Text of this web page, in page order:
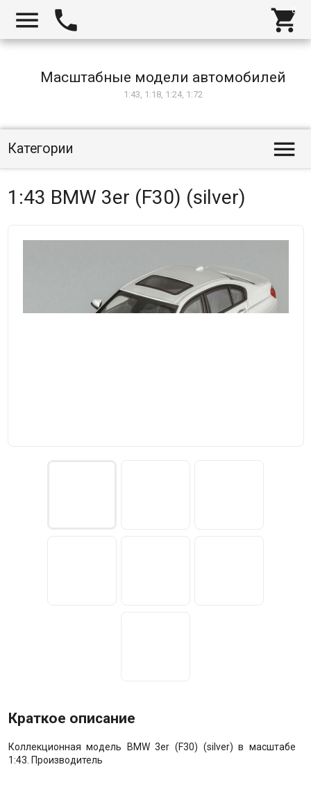
  
Масштабные модели автомобилей
1:43, 1:18, 1:24, 1:72
Категории 
1:43 BMW 3er (F30) (silver)
Краткое описание
Коллекционная модель BMW 3er (F30) (silver) в масштабе
1:43. Производитель